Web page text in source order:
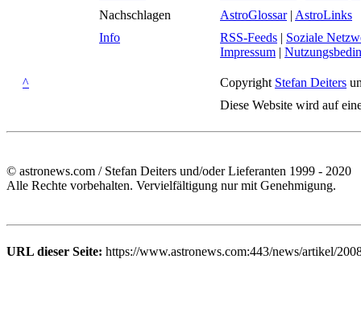
Nachschlagen
AstroGlossar| AstroLinks
Info
RSS-Feeds | Soziale
Impressum |
^ Copyright Stefan Deiters
Diese Website wird auf
© astronews.com / Stefan Deiters und/oder Lieferanten 1999 - 2020
Alle Rechte vorbehalten. Vervielfältigung nur mit Genehmigung.
URL dieser Seite: https://www.astronews.com:443/news/artikel/